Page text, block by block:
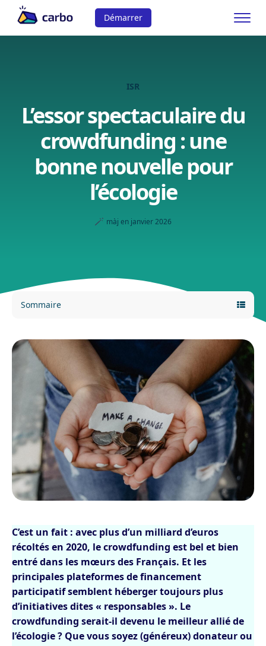
Démarrer
ISR
L’essor spectaculaire du
crowdfunding : une
bonne nouvelle pour
l’écologie
🪄 màj en janvier 2026
Sommaire
C’est un fait : avec plus d’un milliard d’euros
récoltés en 2020, le crowdfunding est bel et bien
entré dans les mœurs des Français. Et les
principales plateformes de financement
participatif semblent héberger toujours plus
d’initiatives dites « responsables ». Le
crowdfunding serait-il devenu le meilleur allié de
l’écologie ? Que vous soyez (généreux) donateur ou